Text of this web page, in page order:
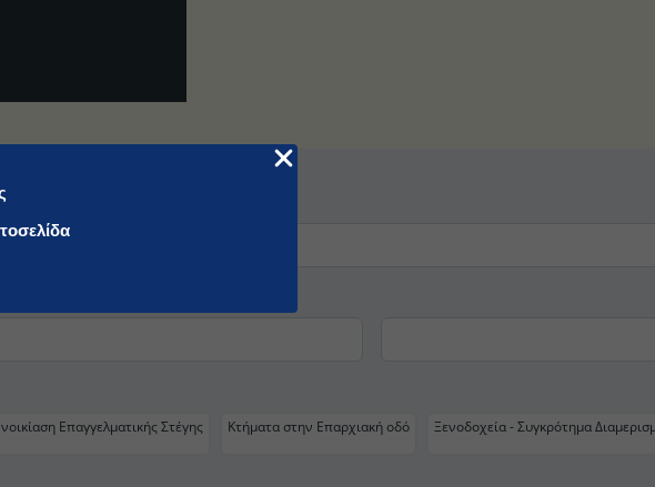
Επαγγελματικής Στέγης Κτήματα στην Επαρχιακή οδό Ξενοδοχεία - Συγκρότημα